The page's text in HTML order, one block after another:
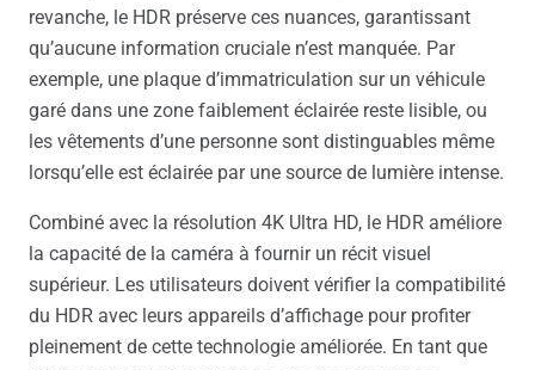
revanche, le HDR préserve ces nuances, garantissant
qu’aucune information cruciale n’est manquée. Par
exemple, une plaque d’immatriculation sur un véhicule
garé dans une zone faiblement éclairée reste lisible, ou
les vêtements d’une personne sont distinguables même
lorsqu’elle est éclairée par une source de lumière intense.
Combiné avec la résolution 4K Ultra HD, le HDR améliore
la capacité de la caméra à fournir un récit visuel
supérieur. Les utilisateurs doivent vérifier la compatibilité
du HDR avec leurs appareils d’affichage pour profiter
pleinement de cette technologie améliorée. En tant que